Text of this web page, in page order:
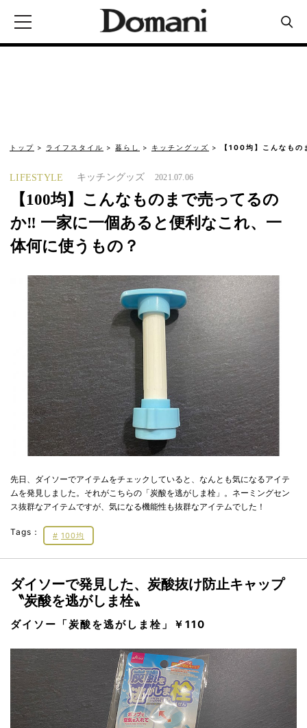
トップ ライフスタイル 暮らし キッチングッズ 【100均】こんなも
LIFESTYLE キッチングッズ 2021.07.06
【100均】こんなものまで売ってるの
か‼️ 一家に一個あると便利なこれ、一
体何に使うもの？
先日、ダイソーでアイテムをチェックしていると、なんとも気になるアイテ
ムを発見しました。それがこちらの「炭酸を逃がしま栓」。ネーミングセン
ス抜群なアイテムですが、気になる機能性も抜群なアイテムでした！
Tags： 100均
ダイソーで発見した、炭酸抜け防止キャップ
〝炭酸を逃がしま栓〟
ダイソー「炭酸を逃がしま栓」￥110